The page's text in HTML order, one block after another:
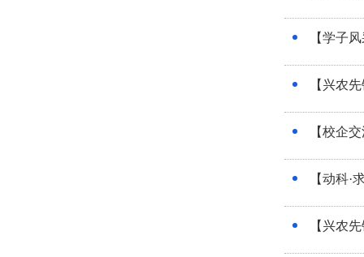
【学子
【兴农
【校企
【动科·
【兴农